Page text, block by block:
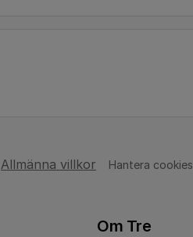
Allmänna villkor Hantera cookies
Om Tre